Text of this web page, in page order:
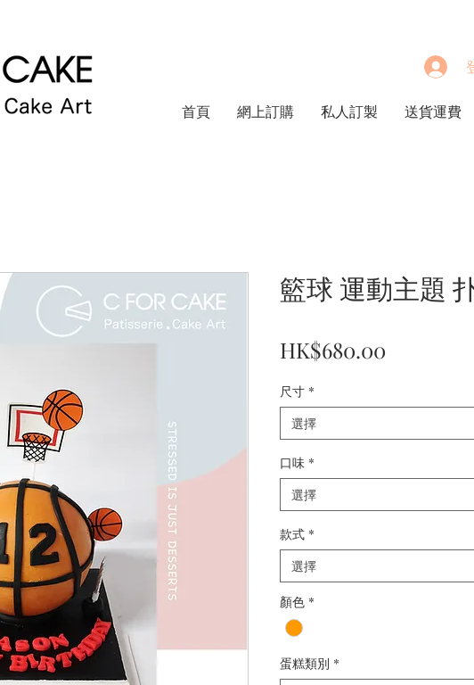
首頁 網上訂購 私人訂製 送貨運費
籃球 運動主題
HK$680.00
尺寸 *
選擇
口味 *
選擇
款式 *
選擇
顏色 *
蛋糕類別 *